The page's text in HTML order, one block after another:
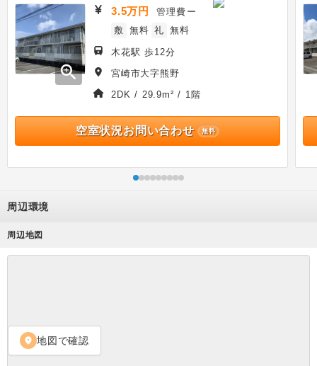
zoom_in
3.5万円 管理費 ー
敷 無料 礼 無料
木花駅 歩12分
宮崎市大字熊野
2DK / 29.9m² / 1階
空室状況お問い合わせ 無料
周辺環境
周辺地図
location_on 地図で確認